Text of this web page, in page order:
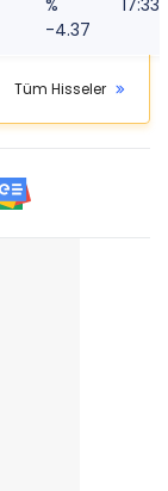
%
-4.37
17:33
Tüm Hisseler